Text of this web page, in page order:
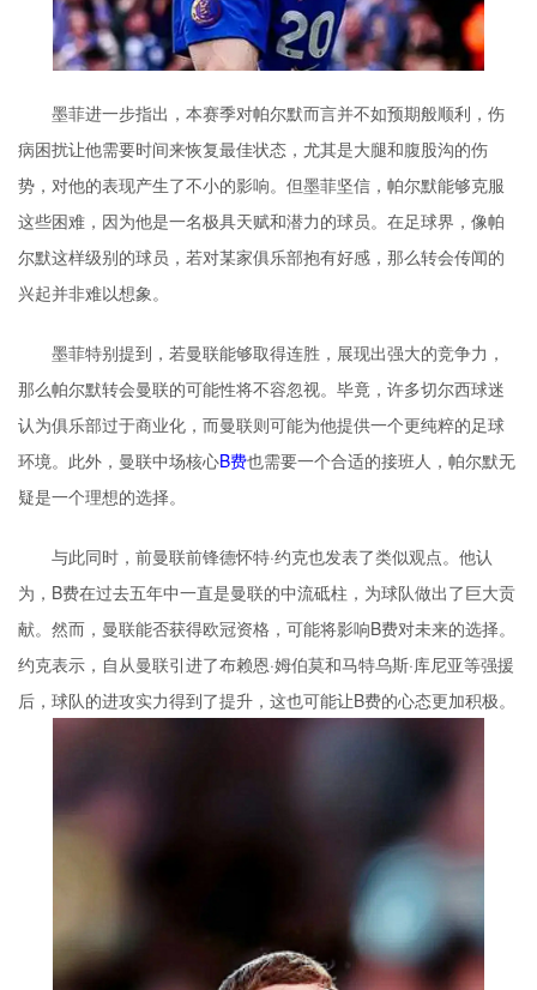
墨菲进一步指出，本赛季对帕尔默而言并不如预期般顺利，伤
病困扰让他需要时间来恢复最佳状态，尤其是大腿和腹股沟的伤
势，对他的表现产生了不小的影响。但墨菲坚信，帕尔默能够克服
这些困难，因为他是一名极具天赋和潜力的球员。在足球界，像帕
尔默这样级别的球员，若对某家俱乐部抱有好感，那么转会传闻的
兴起并非难以想象。
墨菲特别提到，若曼联能够取得连胜，展现出强大的竞争力，
那么帕尔默转会曼联的可能性将不容忽视。毕竟，许多切尔西球迷
认为俱乐部过于商业化，而曼联则可能为他提供一个更纯粹的足球
环境。此外，曼联中场核心B费也需要一个合适的接班人，帕尔默无
疑是一个理想的选择。
与此同时，前曼联前锋德怀特·约克也发表了类似观点。他认
为，B费在过去五年中一直是曼联的中流砥柱，为球队做出了巨大贡
献。然而，曼联能否获得欧冠资格，可能将影响B费对未来的选择。
约克表示，自从曼联引进了布赖恩·姆伯莫和马特乌斯·库尼亚等强援
后，球队的进攻实力得到了提升，这也可能让B费的心态更加积极。